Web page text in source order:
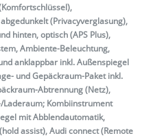
(Privacyverglasung),
hinten, optisch (APS Plus),
Ambiente-Beleuchtung,
anklappbar inkl. Außenspiegel
und Gepäckraum-Paket inkl.
Abtrennung (Netz),
Laderaum; Kombiinstrument
mit Abblendautomatik,
assist), Audi connect (Remote